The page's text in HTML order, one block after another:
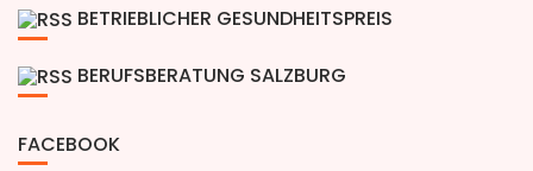
BETRIEBLICHER GESUNDHEITSPREIS
BERUFSBERATUNG SALZBURG
FACEBOOK